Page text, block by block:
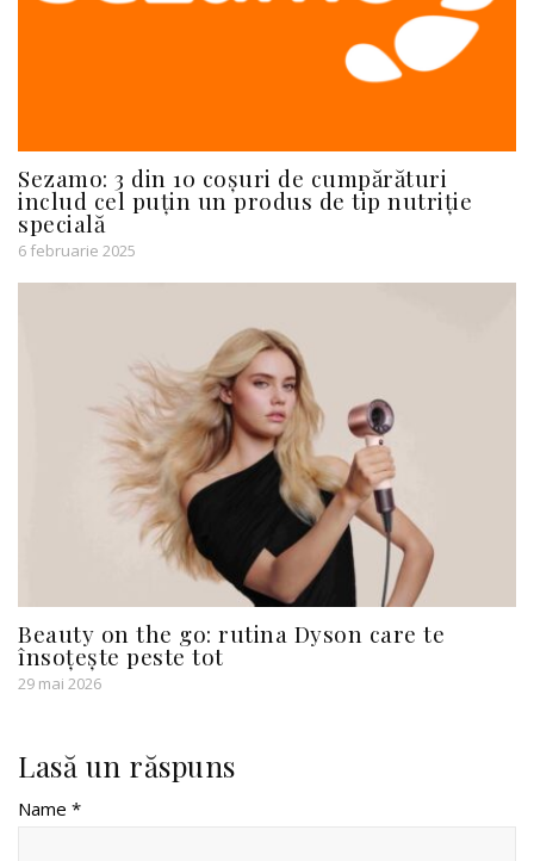
Sezamo: 3 din 10 coșuri de cumpărături
includ cel puțin un produs de tip nutriție
specială
6 februarie 2025
Beauty on the go: rutina Dyson care te
însoțește peste tot
29 mai 2026
Lasă un răspuns
Name *